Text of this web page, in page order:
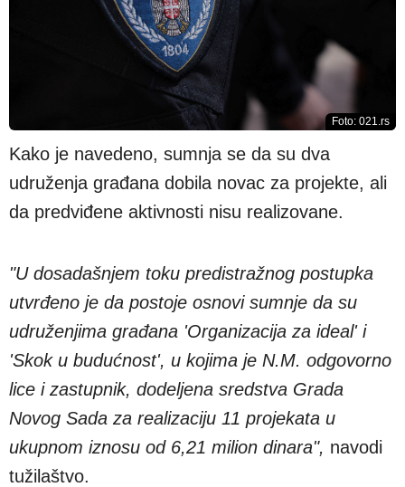
Foto: 021.rs
Kako je navedeno, sumnja se da su dva
udruženja građana dobila novac za projekte, ali
da predviđene aktivnosti nisu realizovane.
"U dosadašnjem toku predistražnog postupka
utvrđeno je da postoje osnovi sumnje da su
udruženjima građana 'Organizacija za ideal' i
'Skok u budućnost', u kojima je N.M. odgovorno
lice i zastupnik, dodeljena sredstva Grada
Novog Sada za realizaciju 11 projekata u
ukupnom iznosu od 6,21 milion dinara", navodi
tužilaštvo.